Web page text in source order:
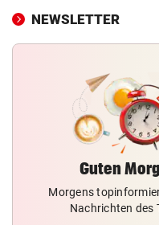
NEWSLETTER
Guten
Morgens
Nachrichten des